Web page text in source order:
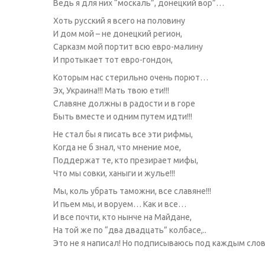
Ведь я для них “москаль”, донецкий вор”…
Хоть русский я всего на половину
И дом мой – не донецкий регион,
Сарказм мой портит всю евро-малину
И протыкает тот евро-гондон,
Которым нас стерильно очень порют…
Эх, Украина!!! Мать твою ети!!!
Славяне должны в радости и в горе
Быть вместе и одним путем идти!!!
Не стал бы я писать все эти рифмы,
Когда не б знал, что мнение мое,
Поддержат те, кто презирает мифы,
Что мы совки, ханыги и жулье!!!
Мы, коль убрать таможни, все славяне!!!
И пьем мы, и воруем… Как и все…
И все почти, кто нынче на Майдане,
На той же по “два двадцать” колбасе,..
Это не я написал! Но подписываюсь под каждым